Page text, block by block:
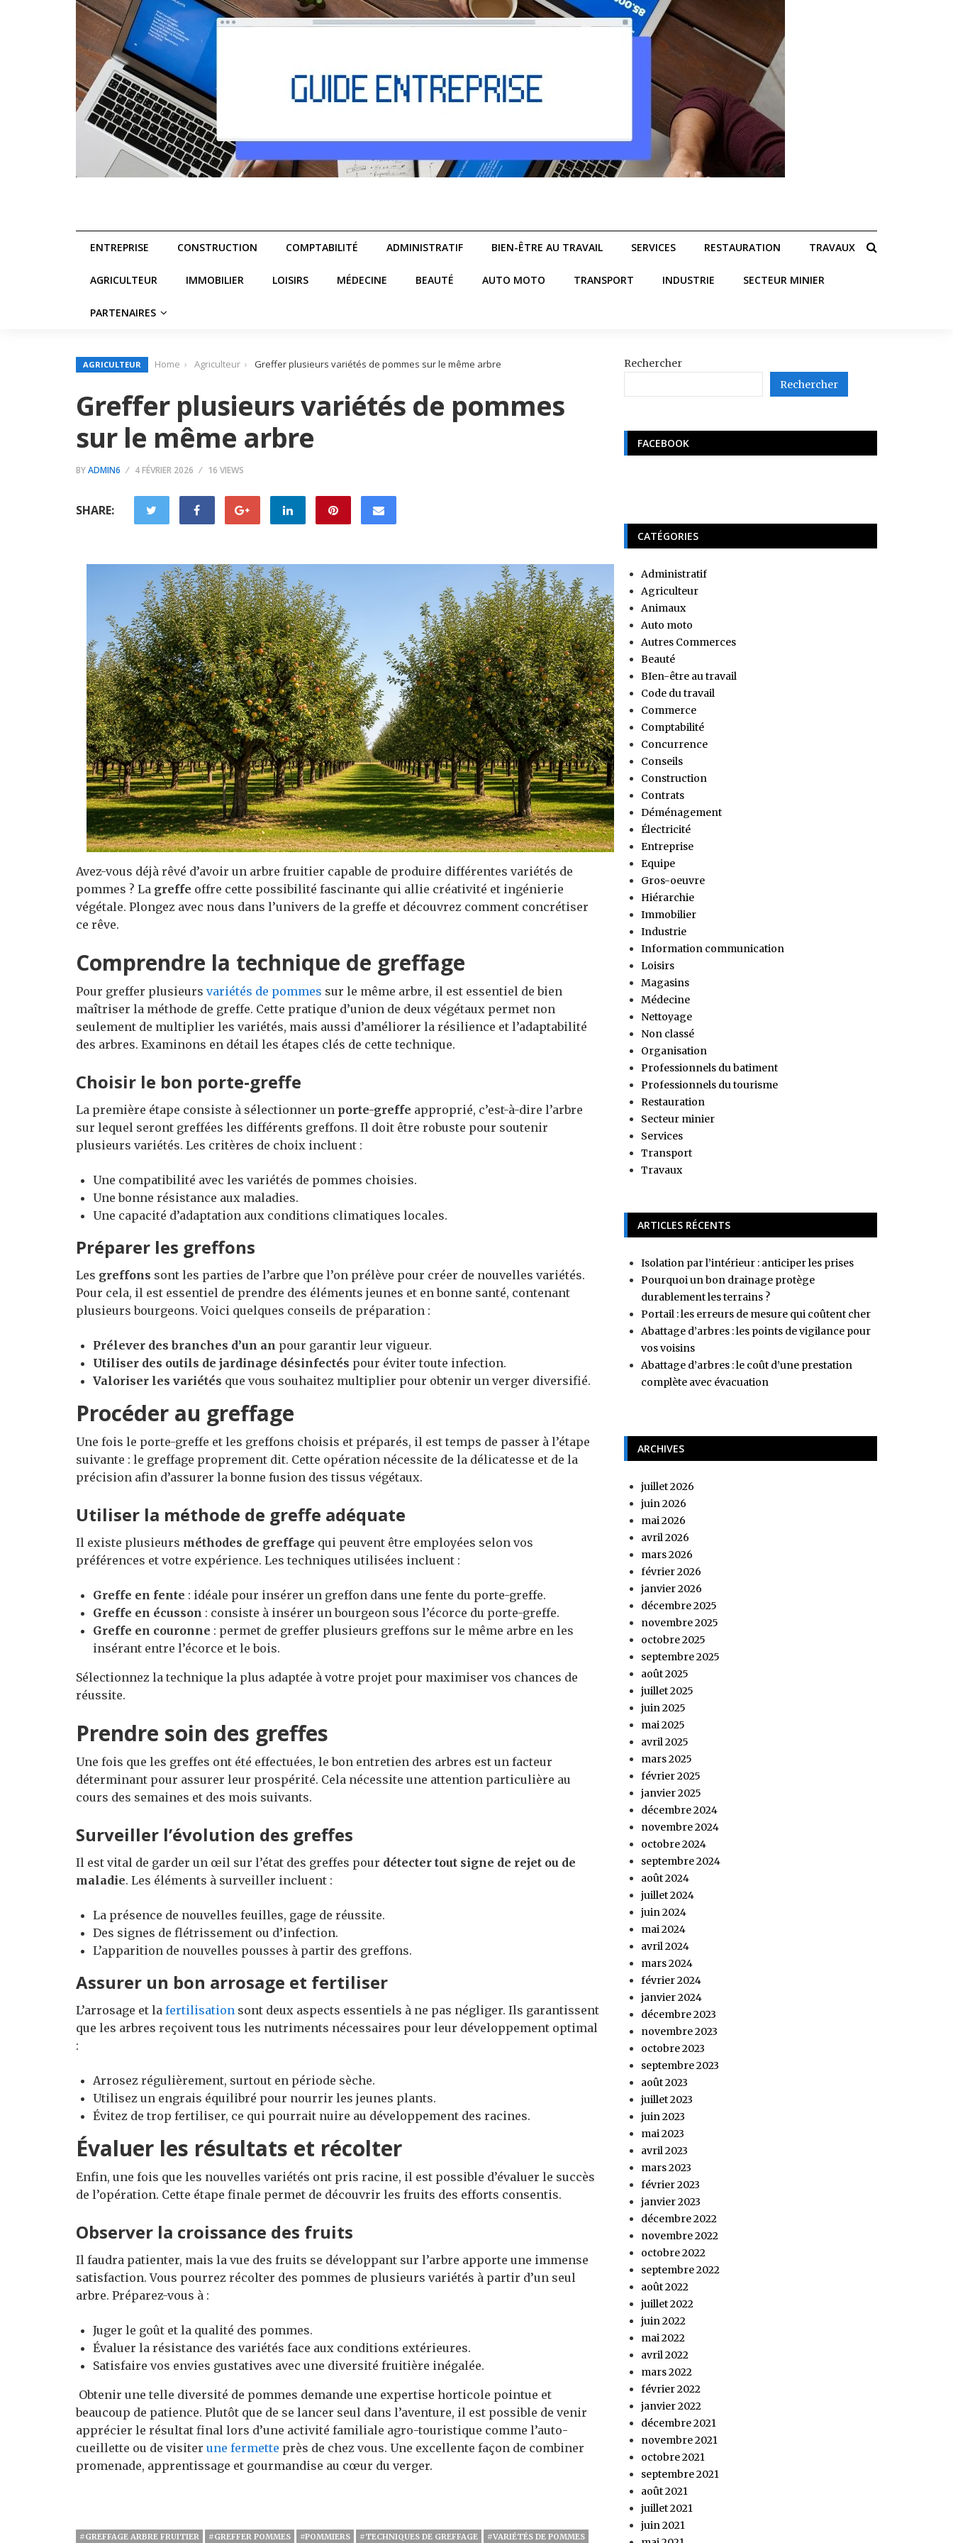
ENTREPRISE CONSTRUCTION COMPTABILITÉ ADMINISTRATIF BIEN-ÊTRE AU TRAVAIL SERVICES RESTAURATION TRAVAUX
AGRICULTEUR IMMOBILIER LOISIRS MÉDECINE BEAUTÉ AUTO MOTO TRANSPORT INDUSTRIE SECTEUR MINIER
PARTENAIRES
AGRICULTEUR Home Agriculteur Greffer plusieurs variétés de pommes sur le même arbre
Greffer plusieurs variétés de pommes
sur le même arbre
BYADMIN6 4 FÉVRIER 2026 16 VIEWS
SHARE:
Avez-vous déjà rêvé d’avoir un arbre fruitier capable de produire différentes variétés de
pommes ? La greffe offre cette possibilité fascinante qui allie créativité et ingénierie
végétale. Plongez avec nous dans l’univers de la greffe et découvrez comment concrétiser
ce rêve.
Comprendre la technique de greffage
Pour greffer plusieurs variétés de pommes sur le même arbre, il est essentiel de bien
maîtriser la méthode de greffe. Cette pratique d’union de deux végétaux permet non
seulement de multiplier les variétés, mais aussi d’améliorer la résilience et l’adaptabilité
des arbres. Examinons en détail les étapes clés de cette technique.
Choisir le bon porte-greffe
La première étape consiste à sélectionner un porte-greffe approprié, c’est-à-dire l’arbre
sur lequel seront greffées les différents greffons. Il doit être robuste pour soutenir
plusieurs variétés. Les critères de choix incluent :
Une compatibilité avec les variétés de pommes choisies.
Une bonne résistance aux maladies.
Une capacité d’adaptation aux conditions climatiques locales.
Préparer les greffons
Les greffons sont les parties de l’arbre que l’on prélève pour créer de nouvelles variétés.
Pour cela, il est essentiel de prendre des éléments jeunes et en bonne santé, contenant
plusieurs bourgeons. Voici quelques conseils de préparation :
Prélever des branches d’un an pour garantir leur vigueur.
Utiliser des outils de jardinage désinfectés pour éviter toute infection.
Valoriser les variétés que vous souhaitez multiplier pour obtenir un verger diversifié.
Procéder au greffage
Une fois le porte-greffe et les greffons choisis et préparés, il est temps de passer à l’étape
suivante : le greffage proprement dit. Cette opération nécessite de la délicatesse et de la
précision afin d’assurer la bonne fusion des tissus végétaux.
Utiliser la méthode de greffe adéquate
Il existe plusieurs méthodes de greffage qui peuvent être employées selon vos
préférences et votre expérience. Les techniques utilisées incluent :
Greffe en fente : idéale pour insérer un greffon dans une fente du porte-greffe.
Greffe en écusson : consiste à insérer un bourgeon sous l’écorce du porte-greffe.
Greffe en couronne : permet de greffer plusieurs greffons sur le même arbre en les
insérant entre l’écorce et le bois.
Sélectionnez la technique la plus adaptée à votre projet pour maximiser vos chances de
réussite.
Prendre soin des greffes
Une fois que les greffes ont été effectuées, le bon entretien des arbres est un facteur
déterminant pour assurer leur prospérité. Cela nécessite une attention particulière au
cours des semaines et des mois suivants.
Surveiller l’évolution des greffes
Il est vital de garder un œil sur l’état des greffes pour détecter tout signe de rejet ou de
maladie. Les éléments à surveiller incluent :
La présence de nouvelles feuilles, gage de réussite.
Des signes de flétrissement ou d’infection.
L’apparition de nouvelles pousses à partir des greffons.
Assurer un bon arrosage et fertiliser
L’arrosage et la fertilisation sont deux aspects essentiels à ne pas négliger. Ils garantissent
que les arbres reçoivent tous les nutriments nécessaires pour leur développement optimal
:
Arrosez régulièrement, surtout en période sèche.
Utilisez un engrais équilibré pour nourrir les jeunes plants.
Évitez de trop fertiliser, ce qui pourrait nuire au développement des racines.
Évaluer les résultats et récolter
Enfin, une fois que les nouvelles variétés ont pris racine, il est possible d’évaluer le succès
de l’opération. Cette étape finale permet de découvrir les fruits des efforts consentis.
Observer la croissance des fruits
Il faudra patienter, mais la vue des fruits se développant sur l’arbre apporte une immense
satisfaction. Vous pourrez récolter des pommes de plusieurs variétés à partir d’un seul
arbre. Préparez-vous à :
Juger le goût et la qualité des pommes.
Évaluer la résistance des variétés face aux conditions extérieures.
Satisfaire vos envies gustatives avec une diversité fruitière inégalée.
Obtenir une telle diversité de pommes demande une expertise horticole pointue et
beaucoup de patience. Plutôt que de se lancer seul dans l’aventure, il est possible de venir
apprécier le résultat final lors d’une activité familiale agro-touristique comme l’auto-
cueillette ou de visiter une fermette près de chez vous. Une excellente façon de combiner
promenade, apprentissage et gourmandise au cœur du verger.
#GREFFAGE ARBRE FRUITIER #GREFFER POMMES #POMMIERS #TECHNIQUES DE GREFFAGE #VARIÉTÉS DE POMMES
Rechercher
Rechercher
FACEBOOK
CATÉGORIES
Administratif
Agriculteur
Animaux
Auto moto
Autres Commerces
Beauté
BIen-être au travail
Code du travail
Commerce
Comptabilité
Concurrence
Conseils
Construction
Contrats
Déménagement
Électricité
Entreprise
Equipe
Gros-oeuvre
Hiérarchie
Immobilier
Industrie
Information communication
Loisirs
Magasins
Médecine
Nettoyage
Non classé
Organisation
Professionnels du batiment
Professionnels du tourisme
Restauration
Secteur minier
Services
Transport
Travaux
ARTICLES RÉCENTS
Isolation par l’intérieur : anticiper les prises
Pourquoi un bon drainage protège
durablement les terrains ?
Portail : les erreurs de mesure qui coûtent cher
Abattage d’arbres : les points de vigilance pour
vos voisins
Abattage d’arbres : le coût d’une prestation
complète avec évacuation
ARCHIVES
juillet 2026
juin 2026
mai 2026
avril 2026
mars 2026
février 2026
janvier 2026
décembre 2025
novembre 2025
octobre 2025
septembre 2025
août 2025
juillet 2025
juin 2025
mai 2025
avril 2025
mars 2025
février 2025
janvier 2025
décembre 2024
novembre 2024
octobre 2024
septembre 2024
août 2024
juillet 2024
juin 2024
mai 2024
avril 2024
mars 2024
février 2024
janvier 2024
décembre 2023
novembre 2023
octobre 2023
septembre 2023
août 2023
juillet 2023
juin 2023
mai 2023
avril 2023
mars 2023
février 2023
janvier 2023
décembre 2022
novembre 2022
octobre 2022
septembre 2022
août 2022
juillet 2022
juin 2022
mai 2022
avril 2022
mars 2022
février 2022
janvier 2022
décembre 2021
novembre 2021
octobre 2021
septembre 2021
août 2021
juillet 2021
juin 2021